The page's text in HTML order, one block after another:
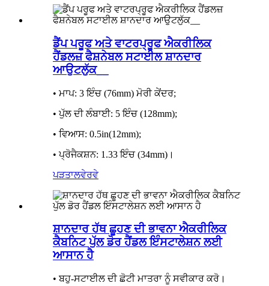
ਡੈਂਪ ਪਰੂਫ ਅਤੇ ਵਾਟਰਪ੍ਰੂਫ ਐਕਰੀਲਿਕ
ਹੈਂਡਲਜ਼ ਫੈਸ਼ਨੇਬਲ ਸਟਾਈਲ ਸ਼ਾਨਦਾਰ
ਆਉਟਲੁੱਕ__
• ਮਾਪ: 3 ਇੰਚ (76mm) ਮੋਰੀ ਕੇਂਦਰ;
• ਪੁੱਲ ਦੀ ਲੰਬਾਈ: 5 ਇੰਚ (128mm);
• ਵਿਆਸ: 0.5in(12mm);
• ਪ੍ਰੋਜੈਕਸ਼ਨ: 1.33 ਇੰਚ (34mm)।
ਪੜਤਾਲਵੇਰਵੇ
ਸ਼ਾਨਦਾਰ ਹੱਥ ਛੂਹਣ ਦੀ ਭਾਵਨਾ ਐਕਰੀਲਿਕ
ਕੈਬਨਿਟ ਪੁੱਲ ਡੋਰ ਹੈਂਡਲ ਇੰਸਟਾਲੇਸ਼ਨ ਲਈ
ਆਸਾਨ ਹੈ
• ਬਹੁ-ਸਟਾਈਲ ਦੀ ਛੋਟੀ ਮਾਤਰਾ ਨੂੰ ਸਵੀਕਾਰ ਕਰੋ।